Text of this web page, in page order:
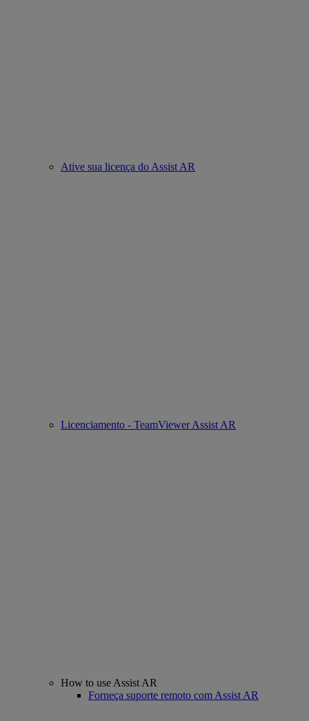
Ative sua licença do Assist AR
Licenciamento - TeamViewer Assist AR
How to use Assist AR
Forneça suporte remoto com Assist AR